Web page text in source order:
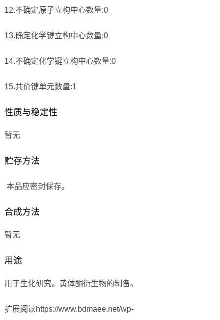
12.不确定原子立构中心数量:0
13.确定化学键立构中心数量:0
14.不确定化学键立构中心数量:0
15.共价键单元数量:1
性质与稳定性
暂无
贮存方法
本品应密封保存。
合成方法
暂无
用途
用于生化研究。黄体酮衍生物的制备。
扩展阅读https://www.bdmaee.net/wp-